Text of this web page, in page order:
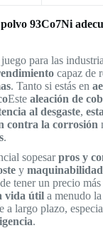
93Co7Ni
para las
capaz de
. Tanto si estás en
Este aleación de
al desgaste,
contra la corrosión
.
sopesarpros y
y maquinabilidad
tener un precio más
vida útila menudo
a largo plazo,
.